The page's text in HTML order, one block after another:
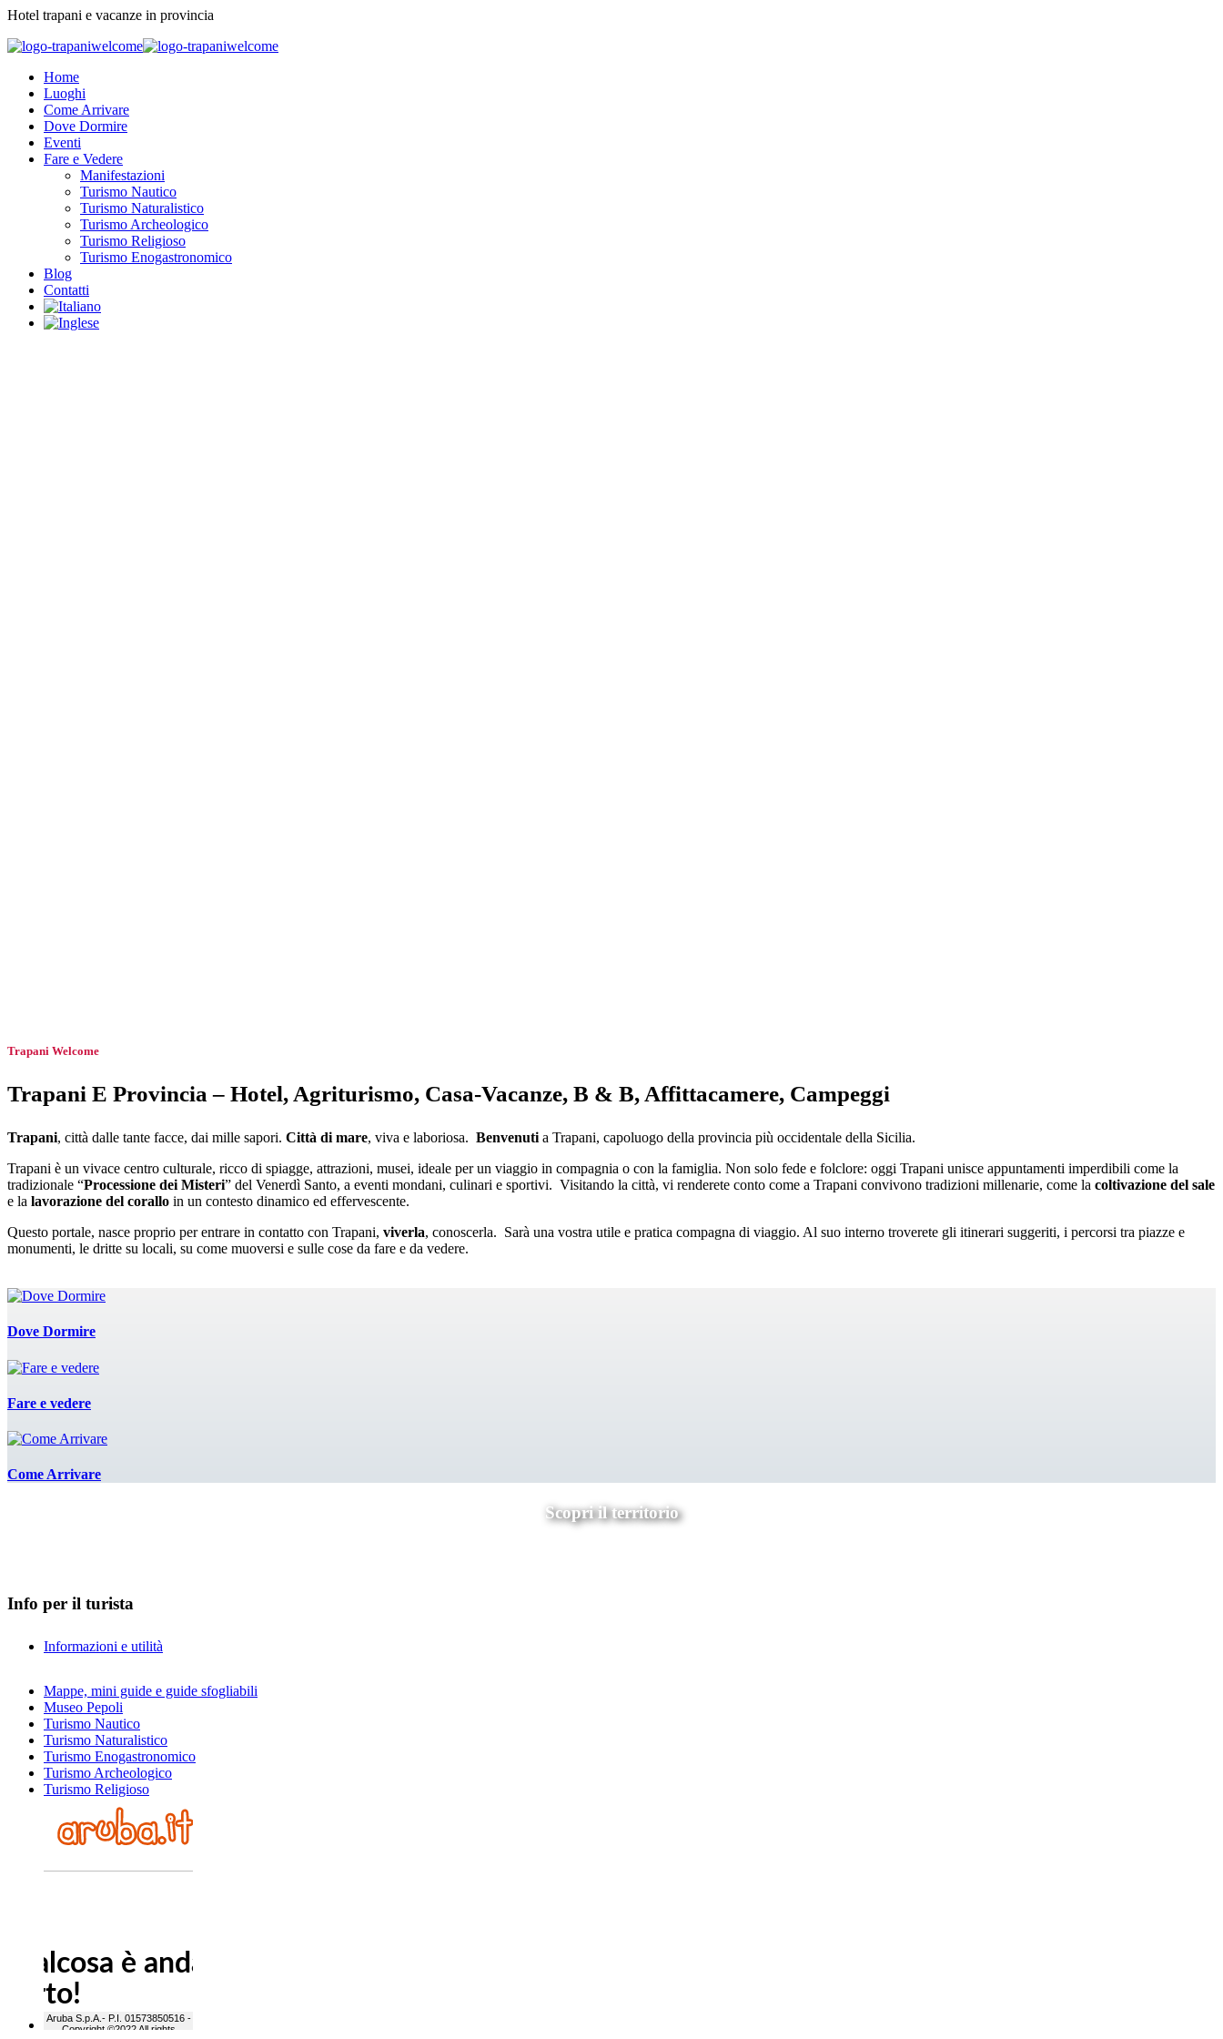
Hotel trapani e vacanze in provincia
Home
Luoghi
Come Arrivare
Dove Dormire
Eventi
Fare e Vedere
Manifestazioni
Turismo Nautico
Turismo Naturalistico
Turismo Archeologico
Turismo Religioso
Turismo Enogastronomico
Blog
Contatti
Trapani Welcome
Trapani E Provincia – Hotel, Agriturismo, Casa-Vacanze, B & B, Affittacamere, Campeggi
Trapani, città dalle tante facce, dai mille sapori. Città di mare, viva e laboriosa. Benvenuti a Trapani, capoluogo della provincia più occidentale della Sicilia.
Trapani è un vivace centro culturale, ricco di spiagge, attrazioni, musei, ideale per un viaggio in compagnia o con la famiglia. Non solo fede e folclore: oggi Trapani unisce appuntamenti imperdibili come la
tradizionale “Processione dei Misteri” del Venerdì Santo, a eventi mondani, culinari e sportivi. Visitando la città, vi renderete conto come a Trapani convivono tradizioni millenarie, come la coltivazione del sale
e la lavorazione del corallo in un contesto dinamico ed effervescente.
Questo portale, nasce proprio per entrare in contatto con Trapani, viverla, conoscerla. Sarà una vostra utile e pratica compagna di viaggio. Al suo interno troverete gli itinerari suggeriti, i percorsi tra piazze e
monumenti, le dritte su locali, su come muoversi e sulle cose da fare e da vedere.
Dove Dormire
Fare e vedere
Come Arrivare
Scopri il territorio
Info per il turista
Informazioni e utilità
Mappe, mini guide e guide sfogliabili
Museo Pepoli
Turismo Nautico
Turismo Naturalistico
Turismo Enogastronomico
Turismo Archeologico
Turismo Religioso